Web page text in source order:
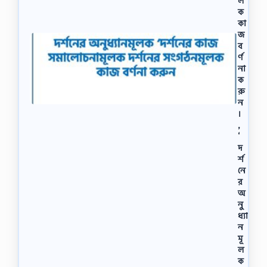
ক
কা
জ
ব
র্ণ
না
ক
রু
ন
।
,
‘
দ
র্শ
নে
র
অ
নু
ধ্যা
ন
মূ
ল
ক